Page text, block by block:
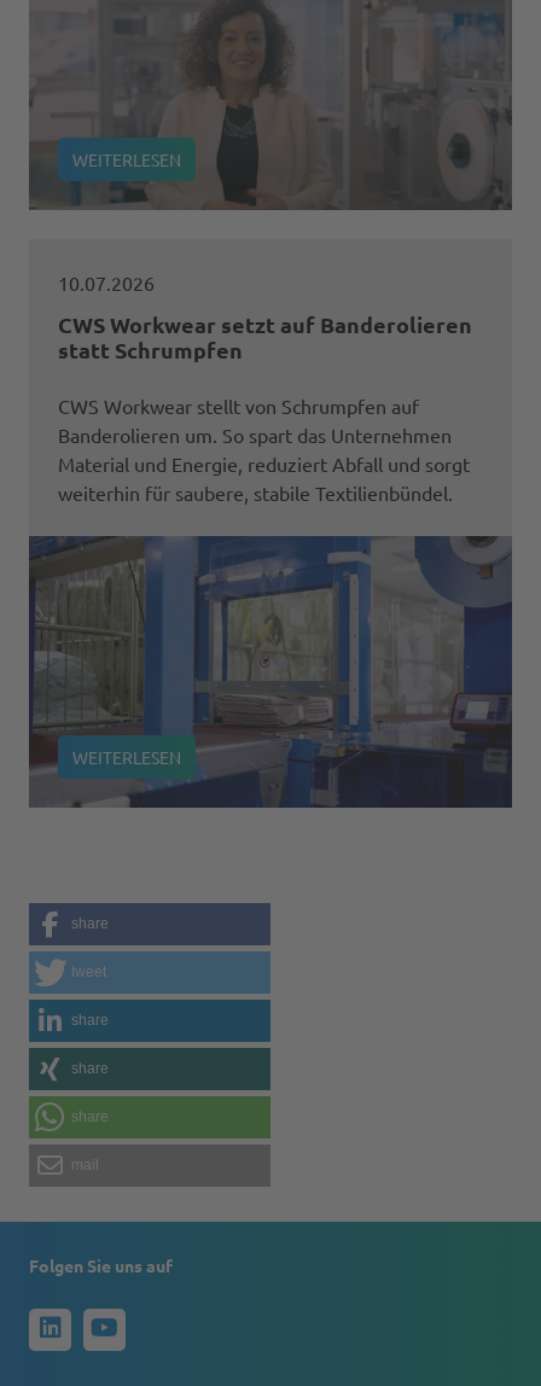
WEITERLESEN
10.07.2026
CWS Workwear setzt auf Banderolieren
statt Schrumpfen
CWS Workwear stellt von Schrumpfen auf
Banderolieren um. So spart das Unternehmen
Material und Energie, reduziert Abfall und sorgt
weiterhin für saubere, stabile Textilienbündel.
WEITERLESEN
share
tweet
share
share
share
mail
Folgen Sie uns auf